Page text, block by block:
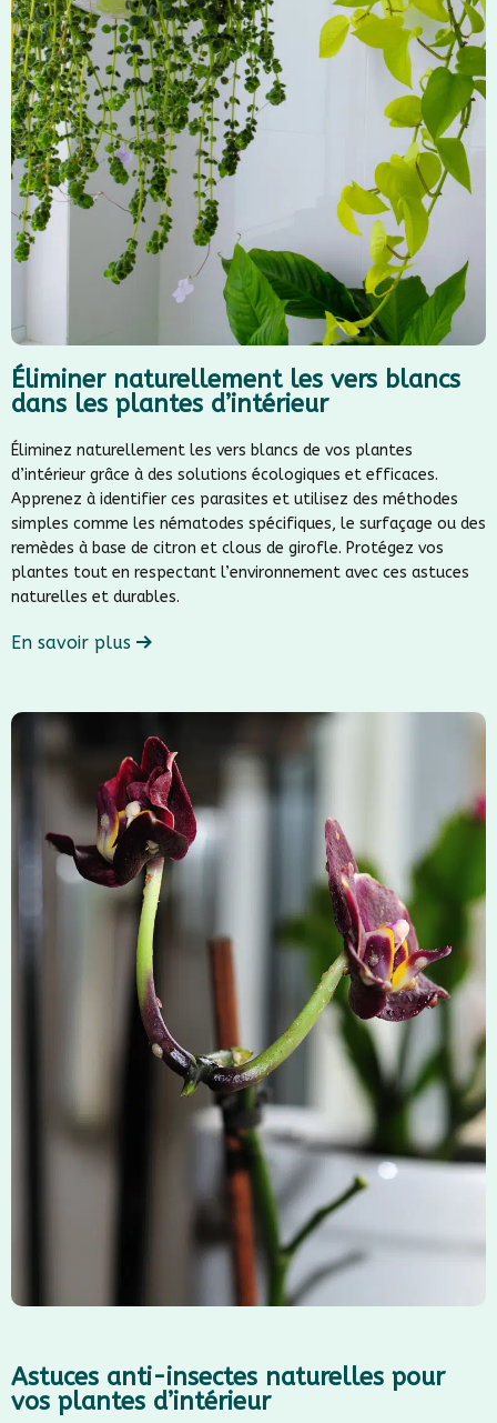
Éliminer naturellement les vers blancs
dans les plantes d’intérieur
Éliminez naturellement les vers blancs de vos plantes
d’intérieur grâce à des solutions écologiques et efficaces.
Apprenez à identifier ces parasites et utilisez des méthodes
simples comme les nématodes spécifiques, le surfaçage ou des
remèdes à base de citron et clous de girofle. Protégez vos
plantes tout en respectant l’environnement avec ces astuces
naturelles et durables.
En savoir plus
Astuces anti-insectes naturelles pour
vos plantes d’intérieur